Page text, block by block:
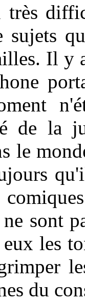
sujets
Il y
de la
le
sont
les
du